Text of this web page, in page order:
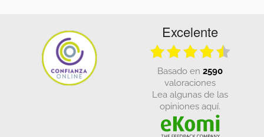
Excelente
basado en 2590
valoraciones
Lea algunas de las
opiniones aquí.